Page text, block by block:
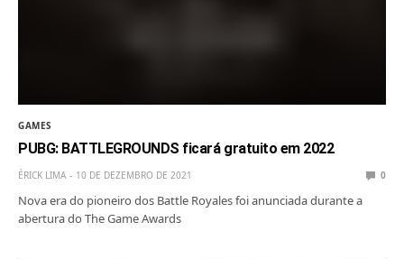
GAMES
PUBG: BATTLEGROUNDS ficará gratuito em 2022
ÉRICK LIMA 10 DE DEZEMBRO DE 2021 0
Nova era do pioneiro dos Battle Royales foi anunciada durante a
abertura do The Game Awards